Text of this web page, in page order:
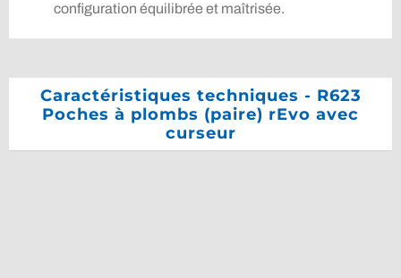
configuration équilibrée et maîtrisée.
Caractéristiques techniques - R623
Poches à plombs (paire) rEvo avec
curseur